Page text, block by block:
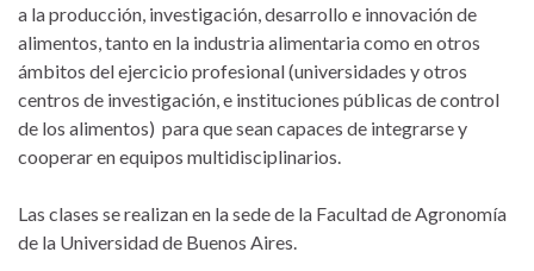
a la producción, investigación, desarrollo e innovación de
alimentos, tanto en la industria alimentaria como en otros
ámbitos del ejercicio profesional (universidades y otros
centros de investigación, e instituciones públicas de control
de los alimentos) para que sean capaces de integrarse y
cooperar en equipos multidisciplinarios.
Las clases se realizan en la sede de la Facultad de Agronomía
de la Universidad de Buenos Aires.